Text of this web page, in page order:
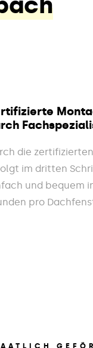
die
im dritten
und bequem
pro